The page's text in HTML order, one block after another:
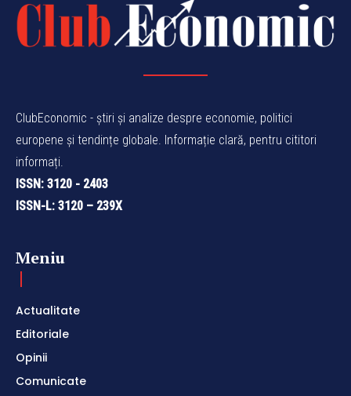
ClubEconomic - știri și analize despre economie, politici
europene și tendințe globale. Informație clară, pentru cititori
informați.
ISSN: 3120 - 2403
ISSN-L: 3120 – 239X
Meniu
Actualitate
Editoriale
Opinii
Comunicate